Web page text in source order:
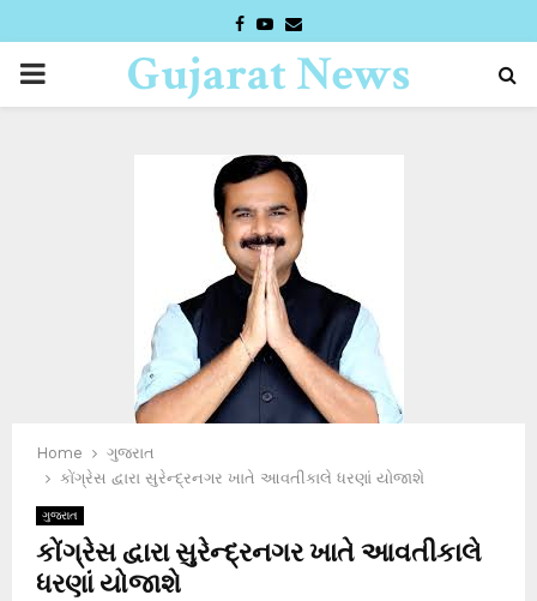
FACEBOOK
YOUTUBE
EMAIL
PRIMARYGujarat News
Home
ગુજરાત
કોંગ્રેસ દ્વારા સુરેન્દ્રનગર ખાતે આવતીકાલે ધરણાં યોજાશે
ગુજરાત
કોંગ્રેસ દ્વારા સુરેન્દ્રનગર ખાતે આવતીકાલે
ધરણાં યોજાશે